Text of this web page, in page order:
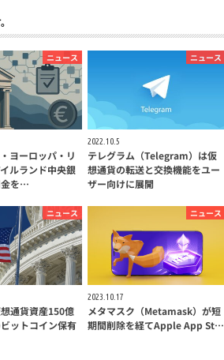
ニュース
ヨーロッパ・リ
ルランド中央銀
金を…
ニュース
2022.10.5
テレグラム（Telegram）は仮
想通貨の転送と交換機能をユー
ザー向けに展開
ニュース
通貨資産150億
ットコイン保有
ニュース
2023.10.17
メタマスク（Metamask）が短
期間削除を経てApple App St…